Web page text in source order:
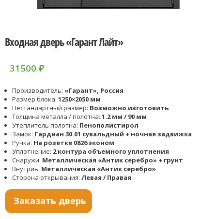
Входная дверь «Гарант Лайт»
31500 ₽
Производитель: «Гарант», Россия
Размер блока: 1250×2050 мм
Нестандартный размер: Возможно изготовить
Толщина металла / полотна: 1.2 мм / 90 мм
Утеплитель полотна: Пенополистирол
Замок: Гардиан 30.01 сувальдный + ночная задвижка
Ручка: На розетке 0826 эконом
Уплотнение: 2 контура объемного уплотнения
Снаружи: Металлическая «Антик серебро» + грунт
Внутриь: Металлическая «Антик серебро»
Сторона открывания: Левая / Правая
Заказать дверь